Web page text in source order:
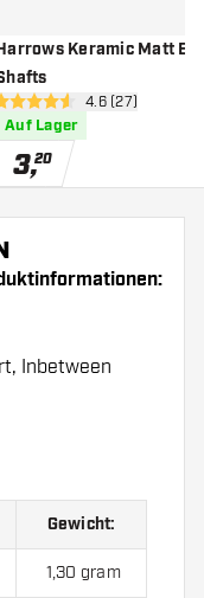
hinzufügen
Keramic Matt
Bewertungssterne
4.6 (27)
Auf Lager
3,20
Inbetween
Gewicht:
1,30 gram